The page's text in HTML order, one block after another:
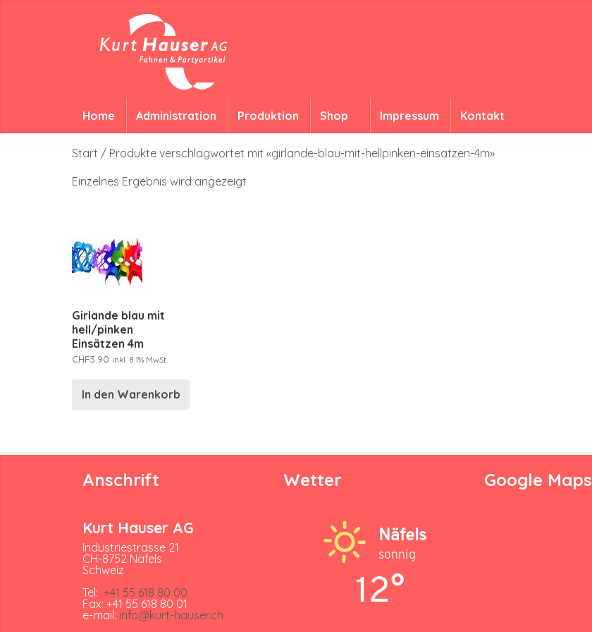
Home Administration Produktion Shop Impressum Kontakt
Start / Produkte verschlagwortet mit «girlande-blau-mit-hellpinken-einsatzen-4m»
Einzelnes Ergebnis wird angezeigt
Girlande blau mit
hell/pinken
Einsätzen 4m
CHF3.90 inkl. 8.1% MwSt.
In den Warenkorb
Anschrift
Kurt Hauser AG
Industriestrasse 21
CH-8752 Näfels
Schweiz
Tel: +41 55 618 80 00
Fax: +41 55 618 80 01
e-mail: info@kurt-hauser.ch
Wetter
Näfels
sonnig
12°
Google Maps